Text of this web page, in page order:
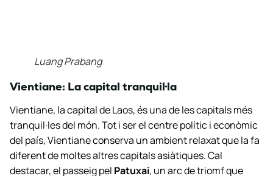
Luang Prabang
Vientiane: La capital tranquil·la
Vientiane, la capital de Laos, és una de les capitals més
tranquil·les del món. Tot i ser el centre polític i econòmic
del país, Vientiane conserva un ambient relaxat que la fa
diferent de moltes altres capitals asiàtiques. Cal
destacar, el passeig pel Patuxai, un arc de triomf que